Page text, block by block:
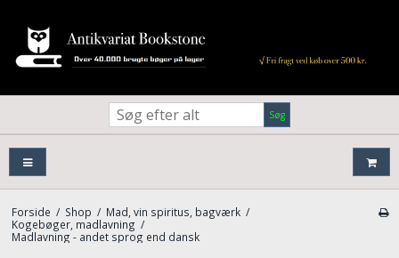
Søg
Forside / Shop / Mad, vin spiritus, bagværk /
Kogebøger, madlavning /
Madlavning - andet sprog end dansk